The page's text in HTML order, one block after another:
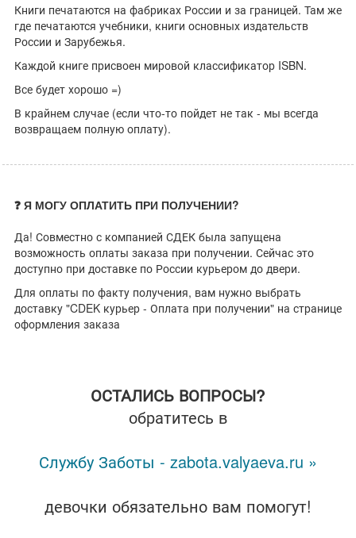
Книги печатаются на фабриках России и за границей. Там же
где печатаются учебники, книги основных издательств
России и Зарубежья.
Каждой книге присвоен мировой классификатор ISBN.
Все будет хорошо =)
В крайнем случае (если что-то пойдет не так - мы всегда
возвращаем полную оплату).
❓ Я МОГУ ОПЛАТИТЬ ПРИ ПОЛУЧЕНИИ?
Да! Совместно с компанией СДЕК была запущена
возможность оплаты заказа при получении. Сейчас это
доступно при доставке по России курьером до двери.
Для оплаты по факту получения, вам нужно выбрать
доставку "CDEK курьер - Оплата при получении" на странице
оформления заказа
ОСТАЛИСЬ ВОПРОСЫ?
обратитесь в
Службу Заботы - zabota.valyaeva.ru »
девочки обязательно вам помогут!